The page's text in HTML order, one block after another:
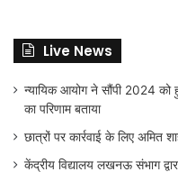
Live News
न्यायिक आयोग ने सौंपी 2024 को
का परिणाम बताया
छात्रों पर कार्रवाई के लिए अमित
केंद्रीय विद्यालय लखनऊ संभाग